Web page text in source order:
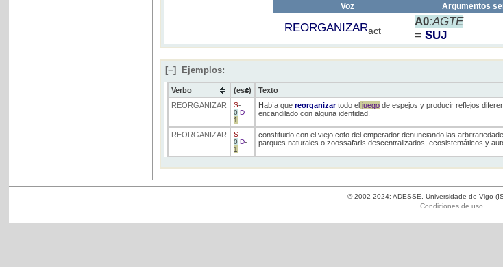
Voz Argumentos
REORGANIZARact
A0:AGTE
= SUJ
[−] Ejemplos:
Verbo (ess) Texto
REORGANIZAR
S-
0 D-
1
Había quereorganizartodo eljuegode espejos y producir reflejos
encandilado con alguna identidad.
REORGANIZAR S-
0 D-
1
constituido con el viejo coto del emperador denunciando las
parques naturales o zoossafaris descentralizados, ecosistemáticos y
© 2002-2024: ADESSE. Universidade de Vigo
Condiciones de uso